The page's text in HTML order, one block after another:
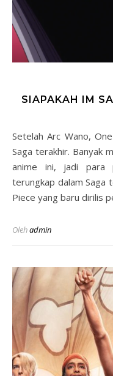
SIAPAKAH IM
Setelah Arc Wano, One Piece kini secara resmi memasuki
Saga terakhir. Banyak
anime ini, jadi para
terungkap dalam Saga
Piece yang baru dirilis
Olehadmin